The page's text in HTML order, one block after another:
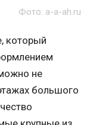
Фото: a-a-ah.ru
который
не
большого